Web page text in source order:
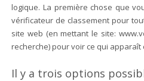
logique. La première chose que
vérificateur de classement pour
site web (en mettant le site:
recherche) pour voir ce qui
Il y a trois options